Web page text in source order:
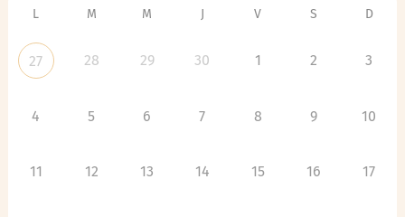
L M M J V S D
27 28 29 30 1 2 3
4 5 6 7 8 9 10
11 12 13 14 15 16 17